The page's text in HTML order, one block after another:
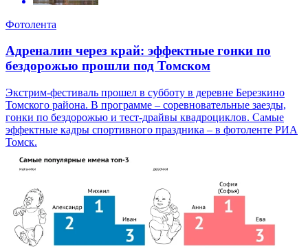
Фотолента
Адреналин через край: эффектные гонки по
бездорожью прошли под Томском
Экстрим-фестиваль прошел в субботу в деревне Березкино
Томского района. В программе – соревновательные заезды,
гонки по бездорожью и тест-драйвы квадроциклов. Самые
эффектные кадры спортивного праздника – в фотоленте РИА
Томск.